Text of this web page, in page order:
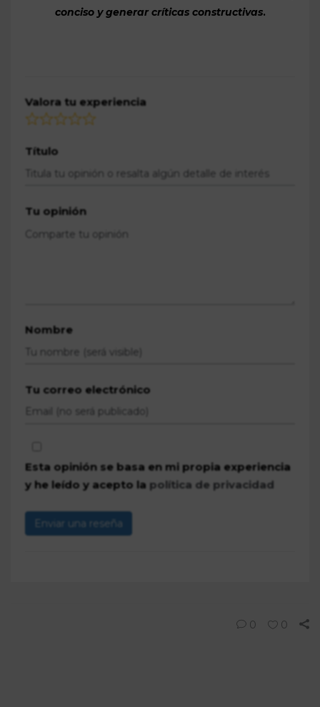
conciso y generar críticas constructivas.
Valora tu experiencia
Título
Tu opinión
Nombre
Tu correo electrónico
Esta opinión se basa en mi propia experiencia
y he leído y acepto la política de privacidad
Enviar una reseña
0 0